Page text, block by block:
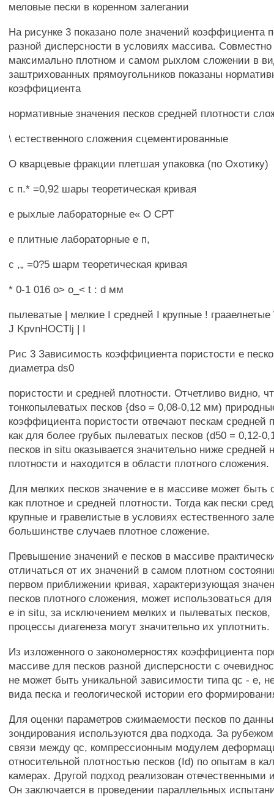
меловые пески в коренном залегании
На рисунке 3 показано поле значений коэффициента
разной дисперсности в условиях массива.
максимально плотном и самом рыхлом сложении в
заштрихованных прямоугольников показаны
коэффициента
нормативные значения песков средней плотности
\ естественного сложения сцементированные
О кварцевые фракции плетшая упаковка (по Охотику)
с п.* =0,92 шары теоретическая кривая
е рыхлые лабораторные е« О СРТ
е плитные лабораторные е п,
с ,„ =0?5 шарм теоретическая кривая
* 0-1 016 о> о_< t : d мм
пылеватые | мелкие I средней I крупные ! грааелнетые
J KpvnHOCTlj | I
Рис 3 Зависимость коэффициента пористости е
диаметра ds0
пористости и средней плотности. Отчетливо видно,
тонкопылеватых песков {dso = 0,08-0,12 мм)
коэффициента пористости отвечают пескам средней
как для более грубых пылеватых песков (d50 = 0,12-
песков in situ оказывается значительно ниже средней
плотности и находится в области плотного сложения.
Для мелких песков значение е в массиве может быть
как плотное и средней плотности. Тогда как пески
крупные и гравелистые в условиях естественного
большинстве случаев плотное сложение.
Превышение значений е песков в массиве
отличаться от их значений в самом плотном
первом приближении кривая, характеризующая
песков плотного сложения, может использоваться
е in situ, за исключением мелких и пылеватых песков,
процессы диагенеза могут значительно их уплотнить.
Из изложенного о закономерностях коэффициента
массиве для песков разной дисперсности с
не может быть уникальной зависимости типа qc - е,
вида песка и геологической истории его
Для оценки параметров сжимаемости песков по
зондирования используются два подхода. За
связи между qc, компрессионным модулем
относительной плотностью песков (Id) по опытам в
камерах. Другой подход реализован отечественными
Он заключается в проведении параллельных